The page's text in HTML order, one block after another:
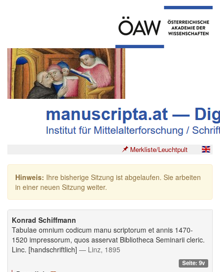
Merkliste/Leuchtpult
Hinweis: Ihre bisherige Sitzung ist abgelaufen. Sie arbeiten
in einer neuen Sitzung weiter.
Konrad Schiffmann
Tabulae omnium codicum manu scriptorum et annis 1470-
1520 impressorum, quos asservat Bibliotheca Seminarii cleric.
Linc. [handschriftlich] — Linz, 1895
Seite: 9v